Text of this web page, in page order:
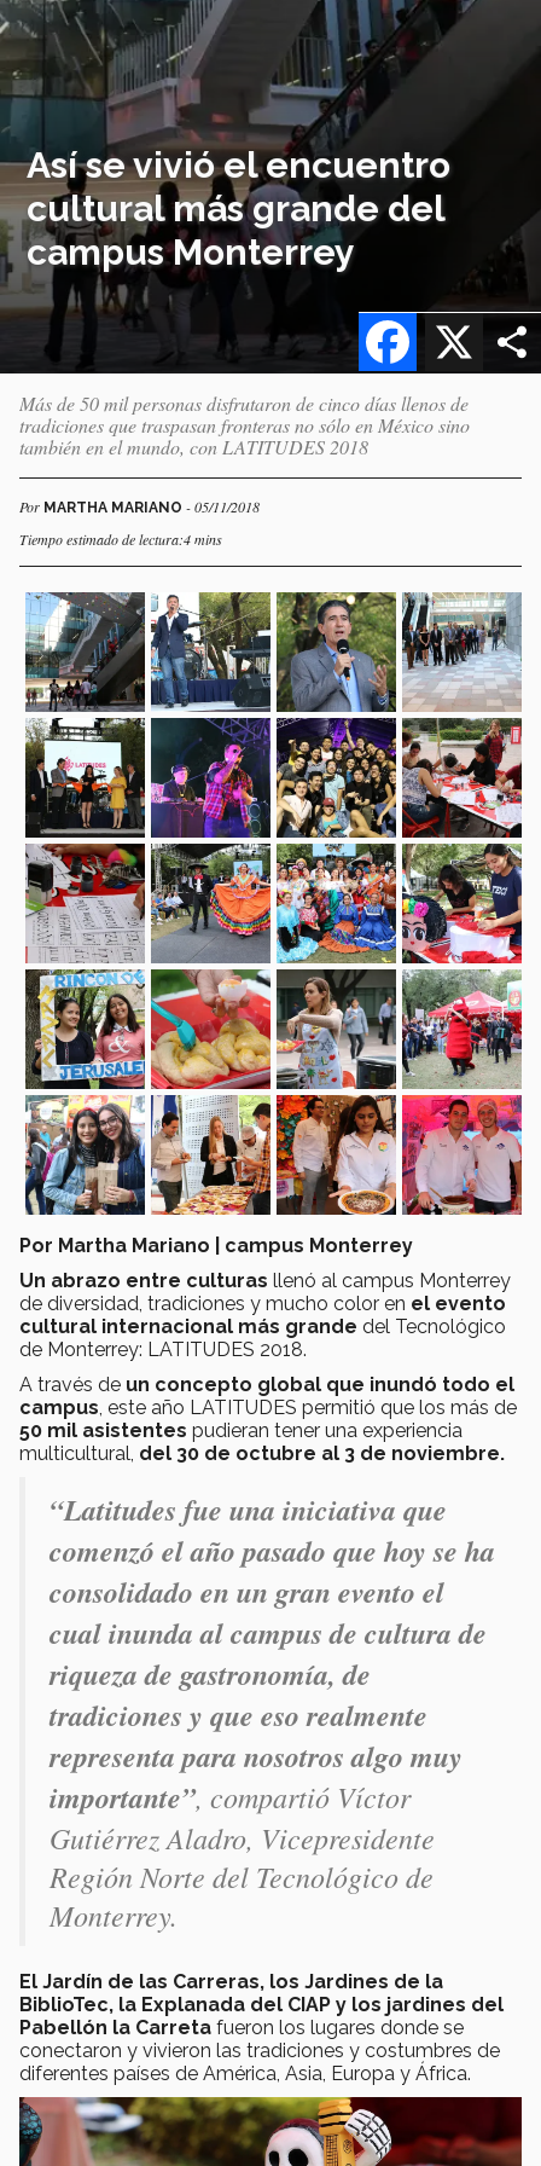
Así se vivió el encuentro
cultural más grande del
campus Monterrey
X
Facebook
Más de 50 mil personas disfrutaron de cinco días llenos de
tradiciones que traspasan fronteras no sólo en México sino
también en el mundo, con LATITUDES 2018
Por MARTHA MARIANO - 05/11/2018
Tiempo estimado de lectura:4 mins
Por Martha Mariano | campus Monterrey
Un abrazo entre culturas llenó al campus Monterrey
de diversidad, tradiciones y mucho color en el evento
cultural internacional más grande del Tecnológico
de Monterrey: LATITUDES 2018.
A través de un concepto global que inundó todo el
campus , este año LATITUDES permitió que los más de
50 mil asistentes pudieran tener una experiencia
multicultural, del 30 de octubre al 3 de noviembre.
“Latitudes fue una iniciativa que
comenzó el año pasado que hoy se ha
consolidado en un gran evento el
cual inunda al campus de cultura de
riqueza de gastronomía, de
tradiciones y que eso realmente
representa para nosotros algo muy
importante”, compartió Víctor
Gutiérrez Aladro, Vicepresidente
Región Norte del Tecnológico de
Monterrey.
El Jardín de las Carreras, los Jardines de la
BiblioTec, la Explanada del CIAP y los jardines del
Pabellón la Carreta fueron los lugares donde se
conectaron y vivieron las tradiciones y costumbres de
diferentes países de América, Asia, Europa y África.